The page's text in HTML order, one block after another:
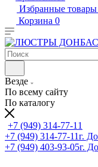
Избранные товары
Корзина 0
Везде
По всему сайту
По каталогу
+7 (949) 314-77-11
+7 (949) 314-77-11г.
+7 (949) 403-93-05г.